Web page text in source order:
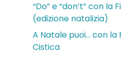
“Do” e “don’t” con la
(edizione natalizia)
A Natale puoi… con la
Cistica